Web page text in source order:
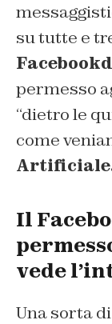
su tutte e
permesso
“dietro le
come
Il
vede
Una sorta